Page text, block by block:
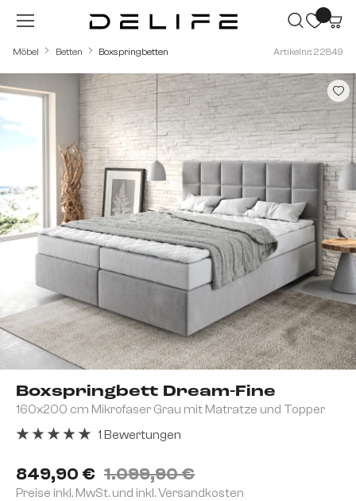
Zum Hauptinhalt springen
Möbel Betten Boxspringbetten Artikelnr.: 22849
Boxspringbett Dream-Fine
160x200 cm Mikrofaser Grau mit Matratze und Topper
849,90 € 1.099,90 €
Preise inkl. MwSt. und inkl. Versandkosten
1 Bewertungen
Bildergalerie überspringen